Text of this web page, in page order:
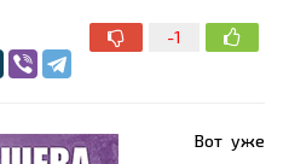
-1
Вот уже